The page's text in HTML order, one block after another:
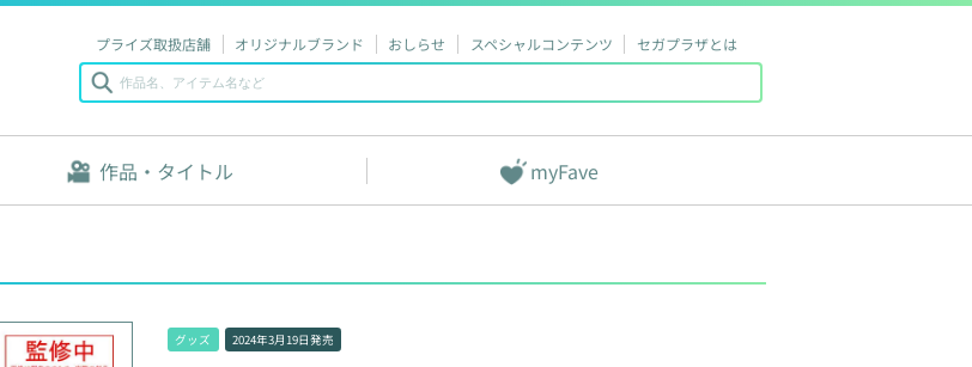
プライズ取扱店舗 オリジナルブランド おしらせ スペシャルコンテンツ セガプラザとは
作品・タイトル myFave
グッズ 2024年3月19日発売